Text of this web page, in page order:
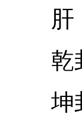
肝
乾卦
坤卦